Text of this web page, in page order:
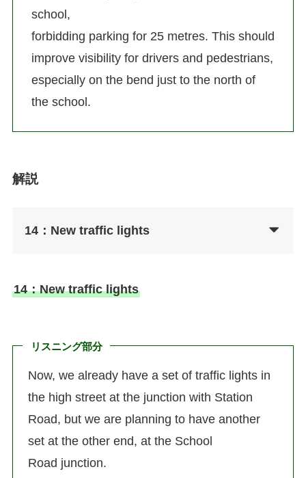
school,
forbidding parking for 25 metres. This should
improve visibility for drivers and pedestrians,
especially on the bend just to the north of
the school.
解説
14：New traffic lights
14：New traffic lights
リスニング部分
Now, we already have a set of traffic lights in
the high street at the junction with Station
Road, but we are planning to have another
set at the other end, at the School
Road junction.